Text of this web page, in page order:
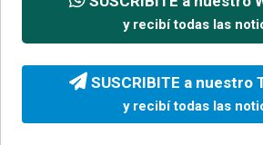
y recibí todas las
SUSCRIBITE a nuestro
y recibí todas las